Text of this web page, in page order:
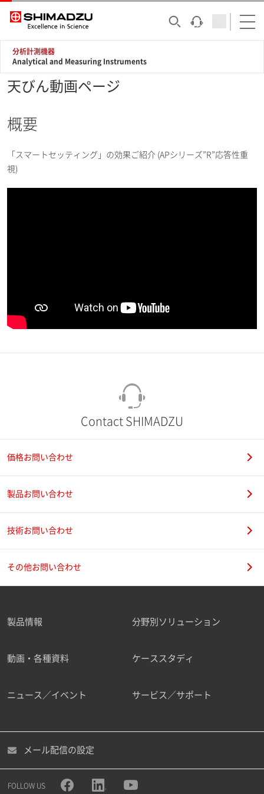
分析計測機器
Analytical and Measuring Instruments
天びん動画ページ
概要
「スマートセッティング」の効果ご紹介 (APシリーズ”R”応答性重
視)
Contact SHIMADZU
価格お問い合わせ
製品お問い合わせ
技術お問い合わせ
その他お問い合わせ
製品情報 分野別ソリューション
動画・各種資料 ケーススタディ
ニュース／イベント サービス／サポート
メール配信の設定
FOLLOW US